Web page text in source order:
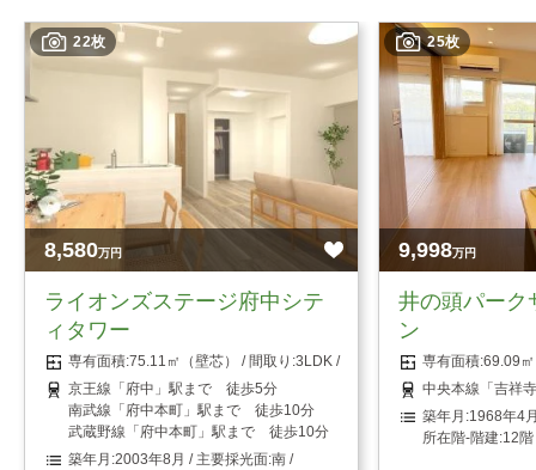
22枚
8,580万円
ライオンズステージ府中シテ
ィタワー
75.11㎡（壁芯）
3LDK
京王線「府中」駅まで 徒歩5分
南武線「府中本町」駅まで 徒歩10分
武蔵野線「府中本町」駅まで 徒歩10分
2003年8月
南
25枚
9,998万円
井の頭パーク
ン
69.09
中央本線「吉祥
1968年4
12